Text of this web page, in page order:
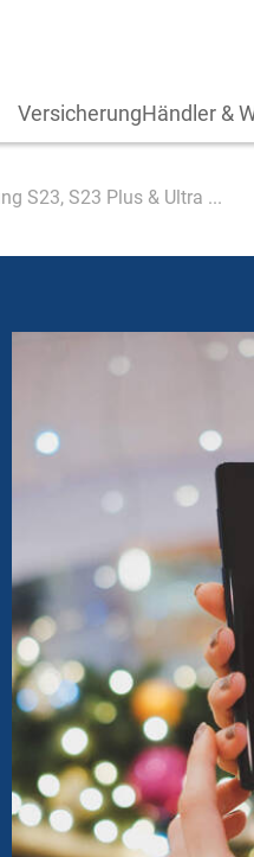
VersicherungHändler &
S23, S23 Plus & Ultra ...